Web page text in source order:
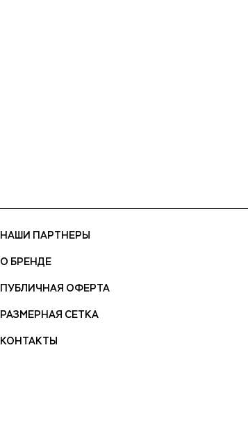
НАШИ ПАРТНЕРЫ
О БРЕНДЕ
ПУБЛИЧНАЯ ОФЕРТА
РАЗМЕРНАЯ СЕТКА
КОНТАКТЫ